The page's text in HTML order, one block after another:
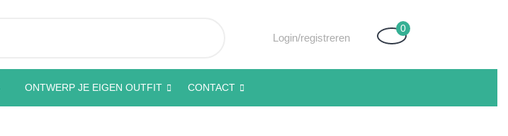
Login/registrerenLogin/registrerenWinkelwagen
0
ONTWERP JE EIGEN OUTFIT CONTACT